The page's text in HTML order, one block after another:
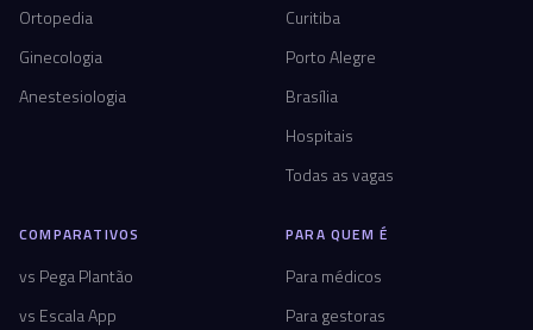
Ortopedia
Ginecologia
Anestesiologia
Curitiba
Porto Alegre
Brasília
Hospitais
Todas as vagas
COMPARATIVOS
vs Pega Plantão
vs Escala App
PARA QUEM É
Para médicos
Para gestoras